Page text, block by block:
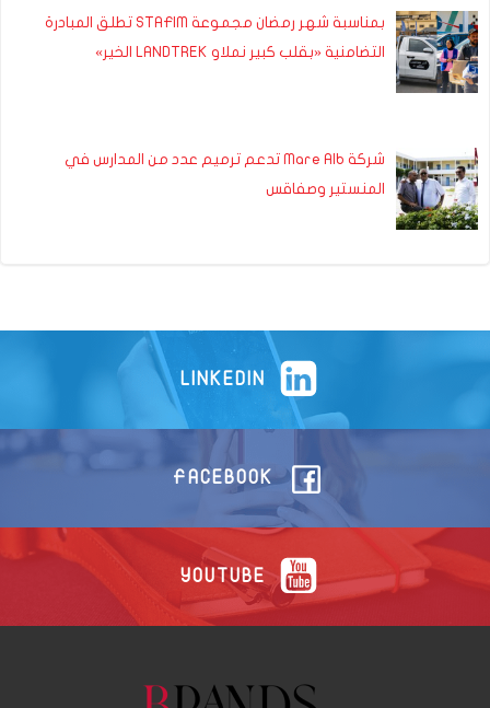
بمناسبة شهر رمضان مجموعة STAFIM تطلق المبادرة
التضامنية «بقلب كبير نملاو LANDTREK الخير»
شركة Mare Alb تدعم ترميم عدد من المدارس في
المنستير وصفاقس
LINKEDIN
FACEBOOK
YOUTUBE